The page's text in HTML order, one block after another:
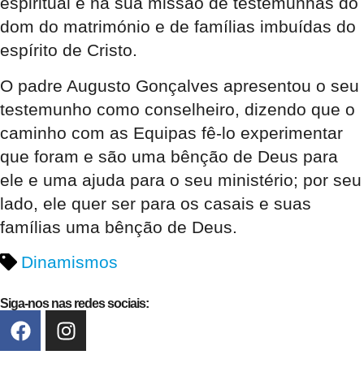
dom do matrimónio e de famílias imbuídas do
espírito de Cristo.
O padre Augusto Gonçalves apresentou o seu
testemunho como conselheiro, dizendo que o
caminho com as Equipas fê-lo experimentar
que foram e são uma bênção de Deus para
ele e uma ajuda para o seu ministério; por seu
lado, ele quer ser para os casais e suas
famílias uma bênção de Deus.
Dinamismos
Siga-nos nas redes sociais: